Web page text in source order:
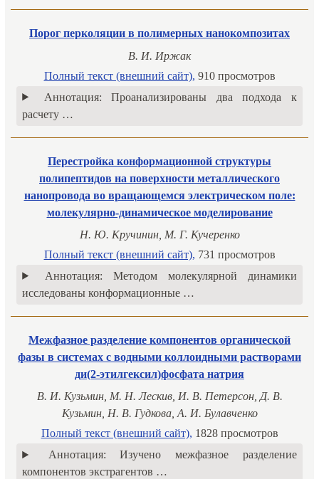
Порог перколяции в полимерных нанокомпозитах
В. И. Иржак
Полный текст (внешний сайт), 910 просмотров
Аннотация:Проанализированы два подхода к
расчету …
Перестройка конформационной структуры
полипептидов на поверхности металлического
нанопровода во вращающемся электрическом поле:
молекулярно-динамическое моделирование
Н. Ю. Кручинин, М. Г. Кучеренко
Полный текст (внешний сайт), 731 просмотров
Аннотация: Методом молекулярной динамики
исследованы конформационные …
Межфазное разделение компонентов органической
фазы в системах с водными коллоидными растворами
ди(2-этилгексил)фосфата натрия
В. И. Кузьмин, М. Н. Лескив, И. В. Петерсон, Д. В.
Кузьмин, Н. В. Гудкова, А. И. Булавченко
Полный текст (внешний сайт), 1828 просмотров
Аннотация:Изучено межфазное разделение
компонентов экстрагентов …